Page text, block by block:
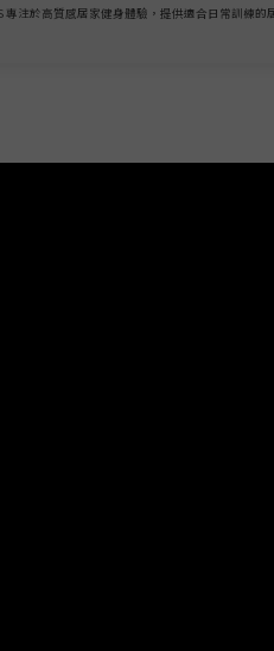
專注於高質感居家健身體驗，提供適合日常訓